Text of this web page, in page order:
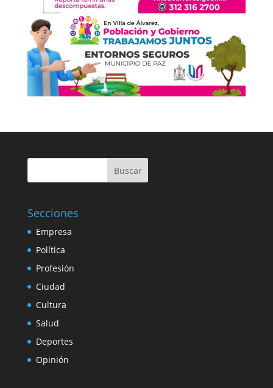
Buscar
Secciones
Empresa
Política
Profesión
Ciudad
Cultura
Salud
Deportes
Opinión